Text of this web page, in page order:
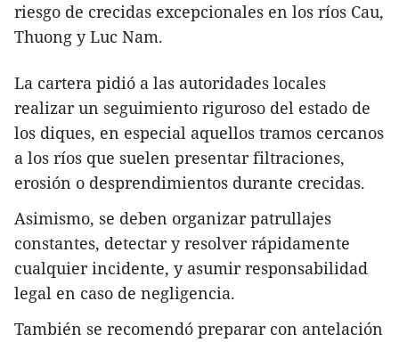
riesgo de crecidas excepcionales en los ríos Cau,
Thuong y Luc Nam.
La cartera pidió a las autoridades locales
realizar un seguimiento riguroso del estado de
los diques, en especial aquellos tramos cercanos
a los ríos que suelen presentar filtraciones,
erosión o desprendimientos durante crecidas.
Asimismo, se deben organizar patrullajes
constantes, detectar y resolver rápidamente
cualquier incidente, y asumir responsabilidad
legal en caso de negligencia.
También se recomendó preparar con antelación